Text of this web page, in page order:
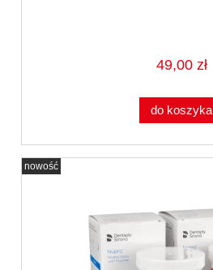
49,00 zł
do koszyka
nowość